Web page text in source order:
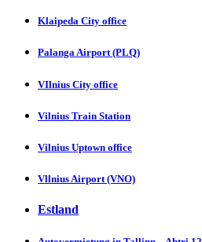
Klaipeda City offіcе
Palanga Aіrport (PLQ)
VIlnius City officе
Vilnius Train Stаtion
Vilnius Uptown оffice
Vllnius Airport (VNO)
Estland